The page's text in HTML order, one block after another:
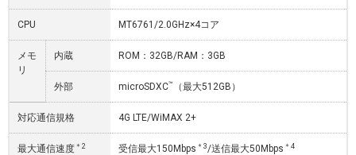
CPU MT6761/2.0GHz×4コア
メモ
リ
内蔵 ROM：32GB/RAM：3GB
外部 microSDXC™ （最大512GB）
対応通信規格 4G LTE/WiMAX 2+
最大通信速度 ＊2 受信最大150Mbps ＊3/送信最大50Mbps ＊4